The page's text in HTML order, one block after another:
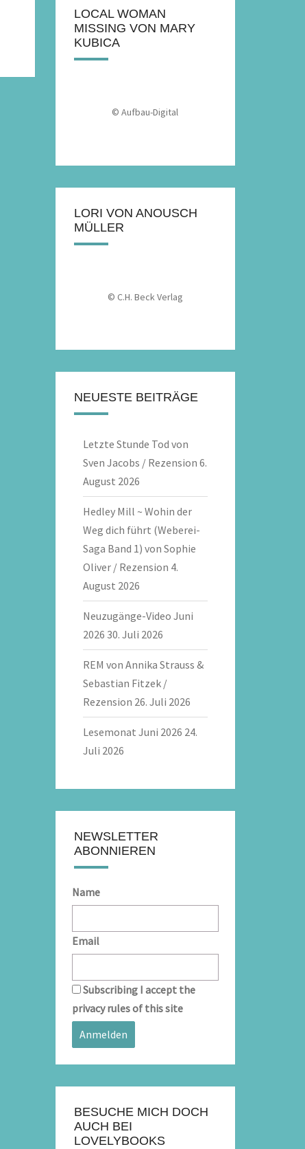
LOCAL WOMAN
MISSING VON MARY
KUBICA
© Aufbau-Digital
LORI VON ANOUSCH
MÜLLER
© C.H. Beck Verlag
NEUESTE BEITRÄGE
Letzte Stunde Tod von
Sven Jacobs / Rezension 6.
August 2026
Hedley Mill ~ Wohin der
Weg dich führt (Weberei-
Saga Band 1) von Sophie
Oliver / Rezension 4.
August 2026
Neuzugänge-Video Juni
2026 30. Juli 2026
REM von Annika Strauss &
Sebastian Fitzek /
Rezension 26. Juli 2026
Lesemonat Juni 2026 24.
Juli 2026
NEWSLETTER
ABONNIEREN
Name
Email
Subscribing I accept the
privacy rules of this site
BESUCHE MICH DOCH
AUCH BEI
LOVELYBOOKS